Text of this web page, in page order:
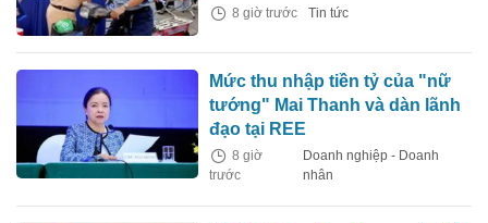
8 giờ trước Tin tức
Mức thu nhập tiền tỷ của "nữ
tướng" Mai Thanh và dàn lãnh
đạo tại REE
8 giờ
trước
Doanh nghiệp - Doanh
nhân